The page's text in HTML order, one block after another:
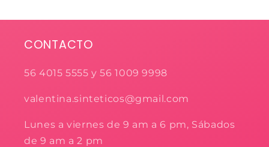
CONTACTO
56 4015 5555 y 56 1009 9998
valentina.sinteticos@gmail.com
Lunes a viernes de 9 am a 6 pm, Sábados
de 9 am a 2 pm